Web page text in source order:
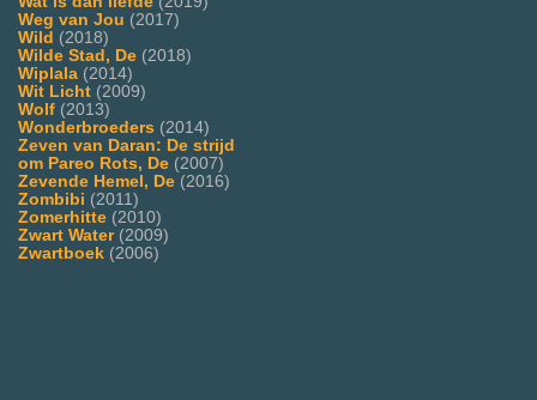
Weg van Jou (2017)
Wild (2018)
Wilde Stad, De (2018)
Wiplala (2014)
Wit Licht (2009)
Wolf (2013)
Wonderbroeders (2014)
Zeven van Daran: De strijd
om Pareo Rots, De (2007)
Zevende Hemel, De (2016)
Zombibi (2011)
Zomerhitte (2010)
Zwart Water(2009)
Zwartboek (2006)